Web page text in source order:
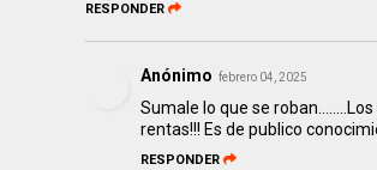
RESPONDER
Anónimo febrero 04, 2025
Sumale lo que se
rentas!!! Es de publico
RESPONDER